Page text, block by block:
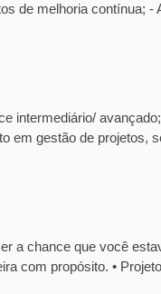
de melhoria contínua; -
intermediário/
em gestão de projetos,
a chance que você
com propósito. •